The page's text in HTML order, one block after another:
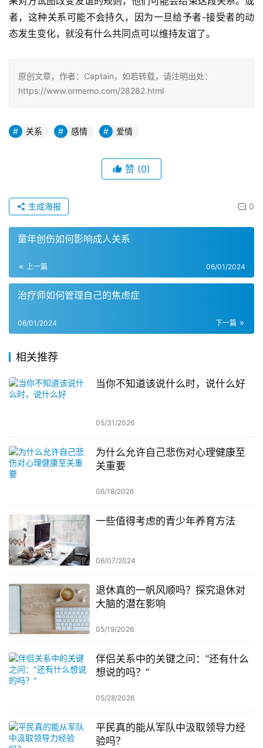
者，这种关系可能不会持久，因为一旦给予者-接受者的动
态发生变化，就没有什么共同点可以维持友谊了。
原创文章，作者：Captain，如若转载，请注明出处：
https://www.ormemo.com/28282.html
关系 感情 爱情
赞 (0)
0
生成海报
童年创伤如何影响成人关系
上一篇 06/01/2024
治疗师如何管理自己的焦虑症
下一篇
06/01/2024
相关推荐
当你不知道该说什么时，说什么好
05/31/2026
为什么允许自己悲伤对心理健康至
关重要
06/18/2026
一些值得考虑的青少年养育方法
06/07/2024
退休真的一帆风顺吗？探究退休对
大脑的潜在影响
05/19/2026
伴侣关系中的关键之问：”还有什么
想说的吗？”
05/28/2026
平民真的能从军队中汲取领导力经
验吗？